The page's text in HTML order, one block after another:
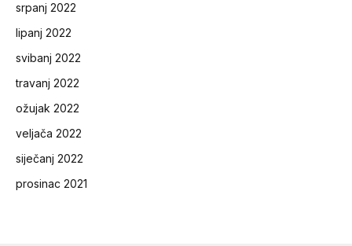
srpanj 2022
lipanj 2022
svibanj 2022
travanj 2022
ožujak 2022
veljača 2022
siječanj 2022
prosinac 2021